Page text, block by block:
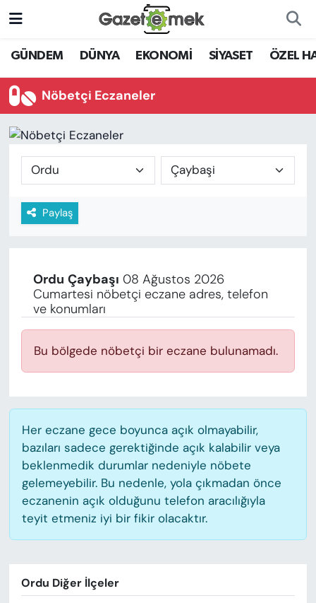
GÜNDEM DÜNYA EKONOMİ SİYASET ÖZEL
Nöbetçi Eczaneler
Paylaş
Ordu Çaybaşı 08 Ağustos 2026
Cumartesi nöbetçi eczane adres, telefon
ve konumları
Bu bölgede nöbetçi bir eczane bulunamadı.
Her eczane gece boyunca açık olmayabilir,
bazıları sadece gerektiğinde açık kalabilir veya
beklenmedik durumlar nedeniyle nöbete
gelemeyebilir. Bu nedenle, yola çıkmadan önce
eczanenin açık olduğunu telefon aracılığıyla
teyit etmeniz iyi bir fikir olacaktır.
Ordu Diğer İlçeler
DÜNYA
EKONOMİ
YENİ MEDYADA EMEK
GAZETECİLİĞİNİ GELİŞTİRMEK
FAYDALI BİLGİLER
EĞİTİM
SAĞLIK
KÜLTÜR-SANAT
MAGAZİN
ÖZEL HABER
YAZAR KÖŞESİ
SİYASET
Nöbetçi Eczaneler
Hava Durumu
Trafik Durumu
Haber Arşivi